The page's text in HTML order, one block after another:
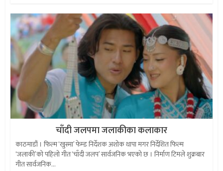
चाँदी जलपमा जलाकीका कलाकार
काठमाडौं । फिल्म ‘खुस्मा’ फेम्ड निर्देशक अशोक थापा मगर निर्देशित फिल्म
‘जलाकी’को पहिलो गीत ‘चाँदी जलप’ सार्वजनिक भएको छ । निर्माण टिमले शुक्रबार
गीत सार्वजनिक...